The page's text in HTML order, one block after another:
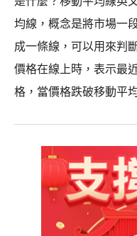
均線，概念是將市場一
成一條線，可以用來判
價格在線上時，表示最
格，當價格跌破移動平